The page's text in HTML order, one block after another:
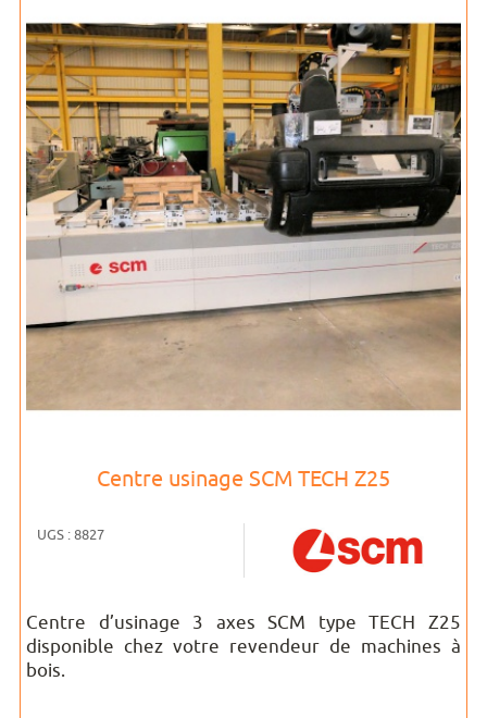
Centre usinage SCM TECH Z25
UGS : 8827
Centre d’usinage 3 axes SCM type TECH Z25
disponible chez votre revendeur de machines à
bois.